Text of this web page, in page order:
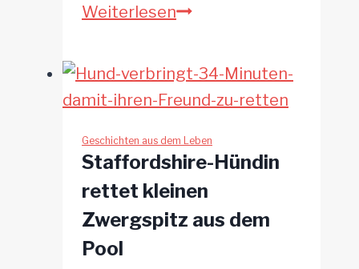
WeiterlesenAngebundener
überlebt
grausame
seines
Besitzers
Geschichten aus dem Leben
Staffordshire-Hündin
rettet kleinen
Zwergspitz aus dem
Pool